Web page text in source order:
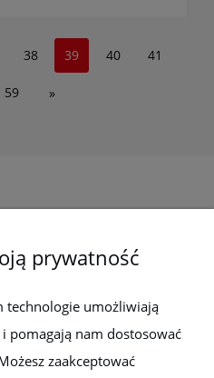
38 39 40 41
59 »
met
i płatności
konto
prywatność
technologie umożliwiają
pomagają nam dostosować
zaakceptować